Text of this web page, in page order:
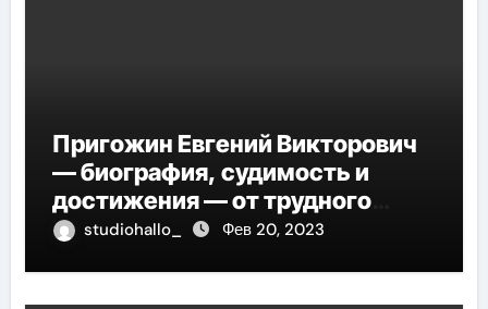
Пригожин Евгений Викторович
— биография, судимость и
достижения — от трудного
детства до мирового успеха
studiohallo_ Фев 20, 2023